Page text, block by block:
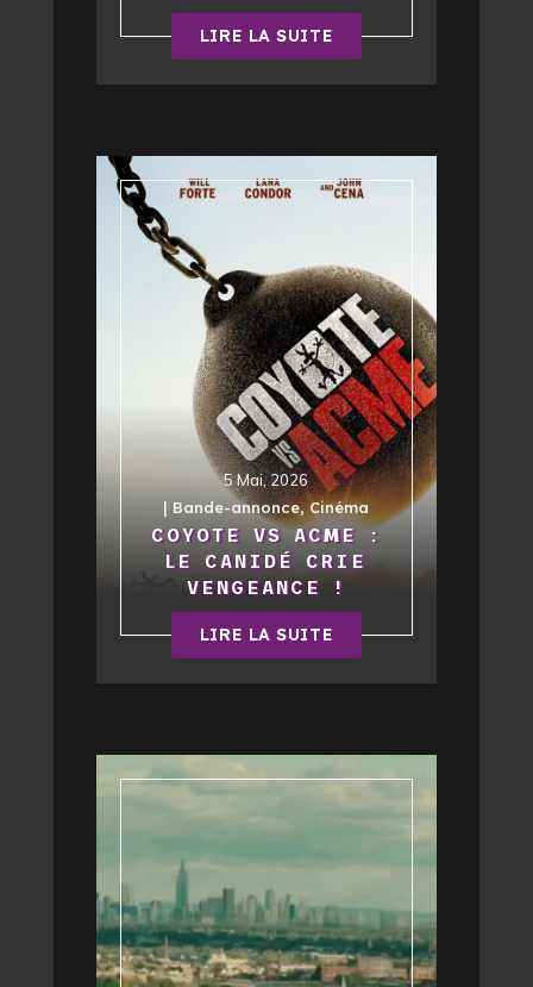
LIRE LA SUITE
5 Mai, 2026
| Bande-annonce,Cinéma
COYOTE VS ACME :
LE CANIDÉ CRIE
VENGEANCE !
LIRE LA SUITE